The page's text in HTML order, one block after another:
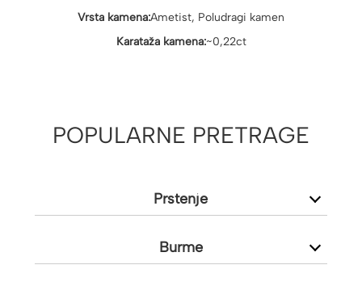
Vrsta kamena:Ametist, Poludragi kamen
Karataža kamena:~0,22ct
POPULARNE PRETRAGE
Prstenje
Burme